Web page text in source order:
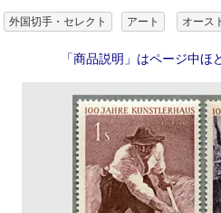
外国切手・セレクト アート オース
「商品説明」はページ中ほ